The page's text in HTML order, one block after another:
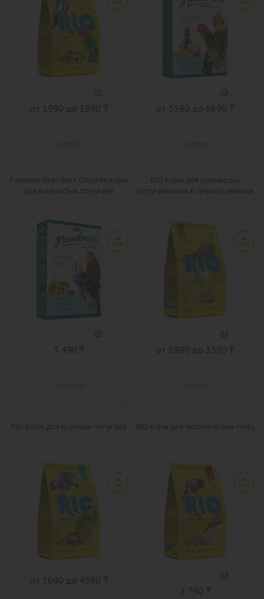
(0)
от 1990 до 3890 ₸
(0)
от 3590 до 6890 ₸
Padovan Grandmix Сocorite корм
для волнистых попугаев
(0)
3 490 ₸
RIO Корм для волнистых
попугайчиков в период линьки
(0)
от 1990 до 3390 ₸
RIO Корм для крупных попугаев
от 2690 до 4390 ₸
RIO Корм для экзотических птиц
(0)
2 790 ₸